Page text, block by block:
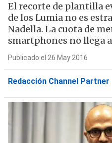
El recorte de plantilla
de los Lumia no es
Nadella. La cuota de
smartphones no llega
Publicado el 26 May 2016
Redacción Channel Partner